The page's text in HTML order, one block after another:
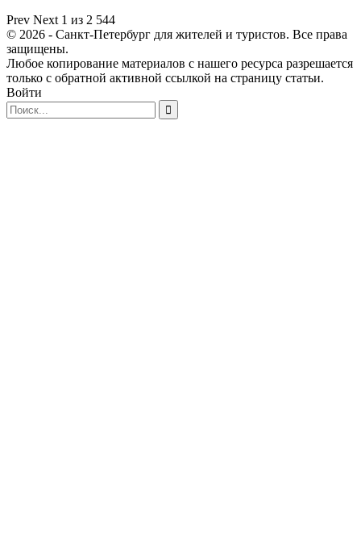
Prev Next 1 из 2 544
© 2026 - Санкт-Петербург для жителей и туристов. Все права
защищены.
Любое копирование материалов с нашего ресурса разрешается
только с обратной активной ссылкой на страницу статьи.
Войти